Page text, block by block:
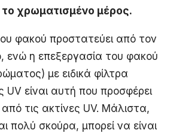
χρωματισμένο μέρος.
φακού προστατεύει από τον
ενώ η επεξεργασία του φακού
με ειδικά φίλτρα
είναι αυτή που προσφέρει
τις ακτίνες UV. Μάλιστα,
πολύ σκούρα, μπορεί να είναι